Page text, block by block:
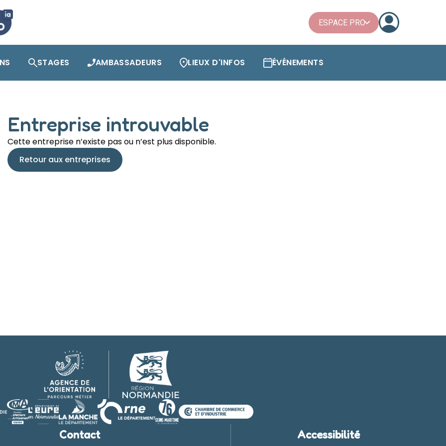
ESPACE PRO
STAGES AMBASSADEURS LIEUX D'INFOS ÉVÉNEMENTS
Entreprise introuvable
Cette entreprise n’existe pas ou n’est plus disponible.
Retour aux entreprises
Contact Accessibilité